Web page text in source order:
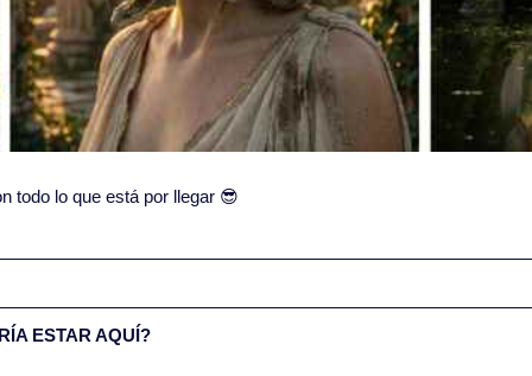
todo lo que está por llegar 😎
ESTAR AQUÍ?